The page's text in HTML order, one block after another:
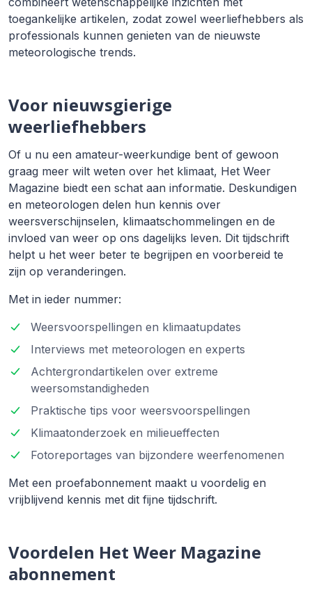
toegankelijke artikelen, zodat zowel weerliefhebbers als
professionals kunnen genieten van de nieuwste
meteorologische trends.
Voor nieuwsgierige
weerliefhebbers
Of u nu een amateur-weerkundige bent of gewoon
graag meer wilt weten over het klimaat, Het Weer
Magazine biedt een schat aan informatie. Deskundigen
en meteorologen delen hun kennis over
weersverschijnselen, klimaatschommelingen en de
invloed van weer op ons dagelijks leven. Dit tijdschrift
helpt u het weer beter te begrijpen en voorbereid te
zijn op veranderingen.
Met in ieder nummer:
Weersvoorspellingen en klimaatupdates
Interviews met meteorologen en experts
Achtergrondartikelen over extreme
weersomstandigheden
Praktische tips voor weersvoorspellingen
Klimaatonderzoek en milieueffecten
Fotoreportages van bijzondere weerfenomenen
Met een proefabonnement maakt u voordelig en
vrijblijvend kennis met dit fijne tijdschrift.
Voordelen Het Weer Magazine
abonnement